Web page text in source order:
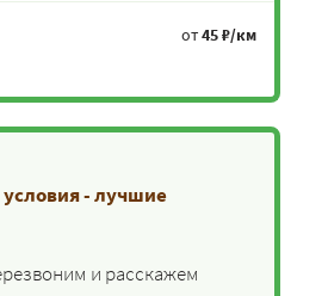
от45 ₽/км
- лучшие
и расскажем